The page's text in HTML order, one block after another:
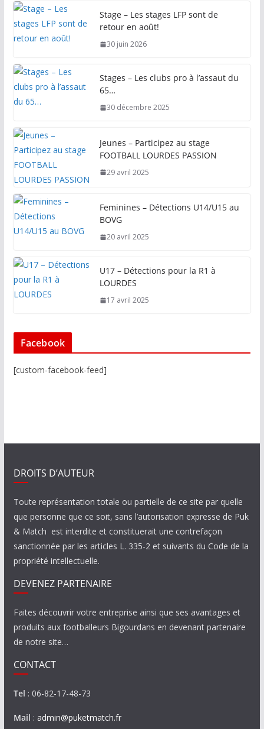
Stage – Les stages LFP sont de
retour en août!
30 juin 2026
Stages – Les clubs pro à l’assaut du
65…
30 décembre 2025
Jeunes – Participez au stage
FOOTBALL LOURDES PASSION
29 avril 2025
Feminines – Détections U14/U15 au
BOVG
20 avril 2025
U17 – Détections pour la R1 à
LOURDES
17 avril 2025
Facebook
[custom-facebook-feed]
DROITS D’AUTEUR
Toute représentation totale ou partielle de ce site par quelle
que personne que ce soit, sans l’autorisation expresse de Puk
& Match est interdite et constituerait une contrefaçon
sanctionnée par les articles L. 335-2 et suivants du Code de la
propriété intellectuelle.
DEVENEZ PARTENAIRE
Faites découvrir votre entreprise ainsi que ses avantages et
produits aux footballeurs Bigourdans en devenant partenaire
de notre site…
CONTACT
Tel : 06-82-17-48-73
Mail : admin@puketmatch.fr